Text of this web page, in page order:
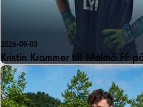
2026-08-03
Kristin Krammer till Malmö FF